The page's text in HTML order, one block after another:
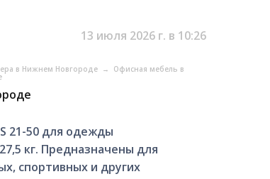
13 июля 2026 г. в 10:26
в Нижнем Новгороде → Офисная мебель в
21-50 для одежды
кг. Предназначены для
спортивных и других